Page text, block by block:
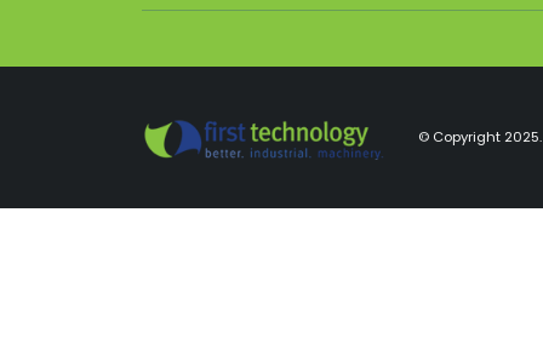
© Copyright